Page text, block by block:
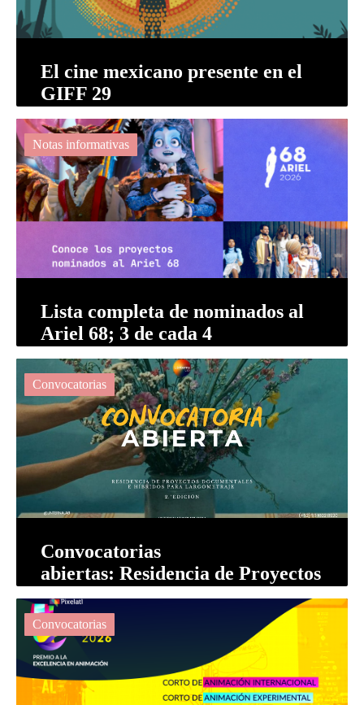
El cine mexicano presente en el
GIFF 29
Notas informativas
Lista completa de nominados al
Ariel 68; 3 de cada 4
producciones nominadas
recibieron apoyos púb...
Convocatorias
Convocatorias
abiertas: Residencia de Proyectos
Documentales e Híbridos
Linterna Lab
Convocatorias